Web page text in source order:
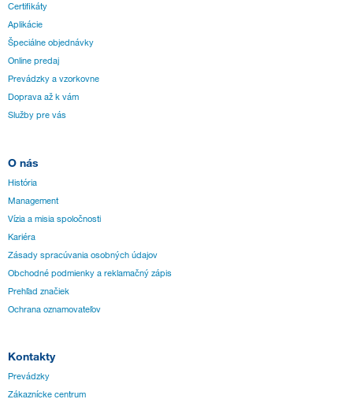
Certifikáty
Aplikácie
Špeciálne objednávky
Online predaj
Prevádzky a vzorkovne
Doprava až k vám
Služby pre vás
O nás
História
Management
Vízia a misia spoločnosti
Kariéra
Zásady spracúvania osobných údajov
Obchodné podmienky a reklamačný zápis
Prehľad značiek
Ochrana oznamovateľov
Kontakty
Prevádzky
Zákaznícke centrum